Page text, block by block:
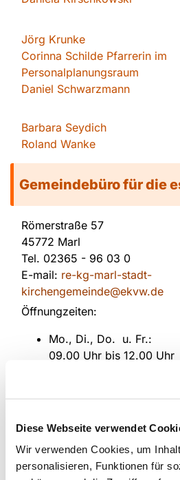
Diese Webseite verwendet
Wir verwenden Cookies, um
personalisieren, Funktionen für
Jörg Krunke
Corinna Schilde Pfarrerin im
Personalplanungsraum
Daniel Schwarzmann
Barbara Seydich
Roland Wanke
Gemeindebüro für die
Römerstraße 57
45772 Marl
Tel. 02365 - 96 03 0
E-mail: re-kg-marl-stadt-
kirchengemeinde@ekvw.de
Öffnungzeiten:
Mo., Di., Do. u. Fr.:
09.00 Uhr bis 12.00 Uhr
Melden Sie sich zum